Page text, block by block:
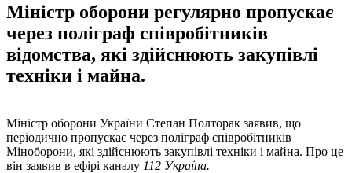
Міністр оборони регулярно пропускає
через поліграф співробітників
відомства, які здійснюють закупівлі
техніки і майна.
Міністр оборони України Степан Полторак заявив, що
періодично пропускає через поліграф співробітників
Міноборони, які здійснюють закупівлі техніки і майна. Про це
він заявив в ефірі каналу 112 Україна.